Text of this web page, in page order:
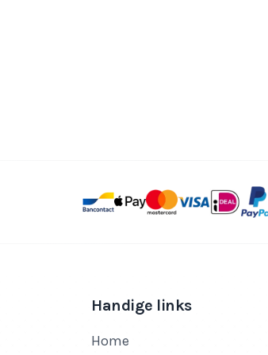
Handige links
Home